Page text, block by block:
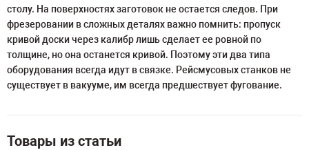
столу. На поверхностях заготовок не остается следов. При
фрезеровании в сложных деталях важно помнить: пропуск
кривой доски через калибр лишь сделает ее ровной по
толщине, но она останется кривой. Поэтому эти два типа
оборудования всегда идут в связке. Рейсмусовых станков не
существует в вакууме, им всегда предшествует фугование.
Товары из статьи